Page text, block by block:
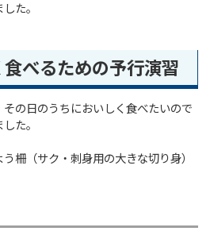
た。
べるための予行演習
の日のうちにおいしく食べたいので
た。
柵（サク・刺身用の大きな切り身）